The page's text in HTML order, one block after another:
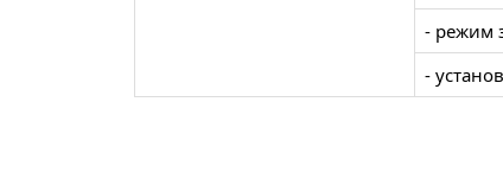
- режим
-